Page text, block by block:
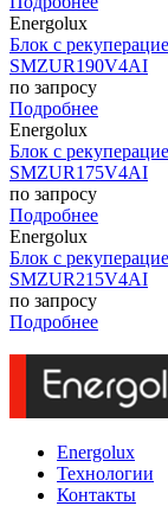
Energolux
Блок с
SMZUR190V4AI
по запросу
Подробнее
Energolux
Блок с
SMZUR175V4AI
по запросу
Подробнее
Energolux
Блок с
SMZUR215V4AI
по запросу
Подробнее
Energolux
Технологии
Контакты